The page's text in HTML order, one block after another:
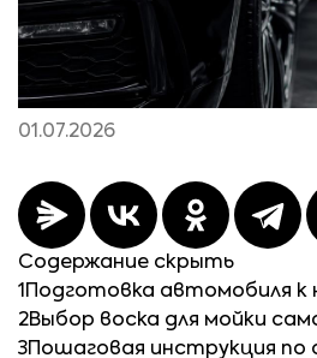
01.07.2026
Содержание скрыть
1
Подготовка автомобиля к
2Выбор воска для мойки
3 Пошаговая инструкция